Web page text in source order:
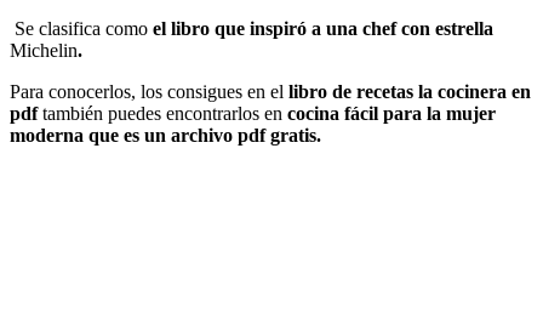
Se clasifica como el libro que inspiró a una chef con estrella
Michelin.
Para conocerlos, los consigues en el libro de recetas la cocinera en
pdftambién puedes encontrarlos en cocina fácil para la mujer
moderna que es un archivo pdf gratis.